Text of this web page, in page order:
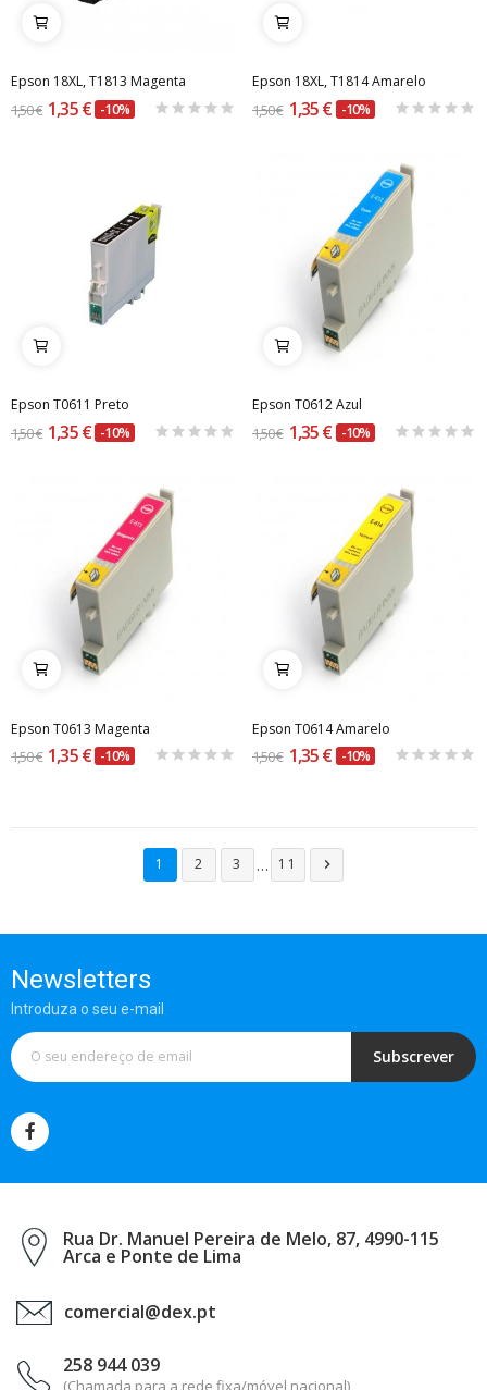
Epson 18XL, T1813 Magenta
1,50 € 1,35 € -10%
Epson 18XL, T1814 Amarelo
1,50 € 1,35 € -10%
Epson T0611 Preto
1,50 € 1,35 € -10%
Epson T0612 Azul
1,50 € 1,35 € -10%
Epson T0613 Magenta
1,50 € 1,35 € -10%
Epson T0614 Amarelo
1,50 € 1,35 € -10%
1 2 3 … 11 
Newsletters
Introduza o seu e-mail
Subscrever
Rua Dr. Manuel Pereira de Melo, 87, 4990-115
Arca e Ponte de Lima
comercial@dex.pt
258 944 039
(Chamada para a rede fixa/móvel nacional)